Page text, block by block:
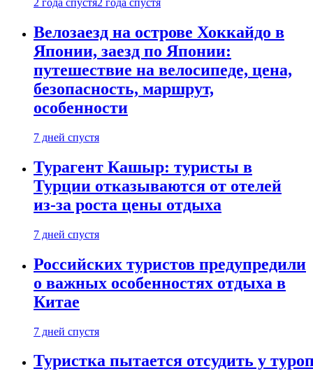
2 года спустя2 года спустя
Велозаезд на острове Хоккайдо в
Японии, заезд по Японии:
путешествие на велосипеде, цена,
безопасность, маршрут,
особенности
7 дней спустя
Турагент Кашыр: туристы в
Турции отказываются от отелей
из-за роста цены отдыха
7 дней спустя
Российских туристов предупредили
о важных особенностях отдыха в
Китае
7 дней спустя
Туристка пытается отсудить у